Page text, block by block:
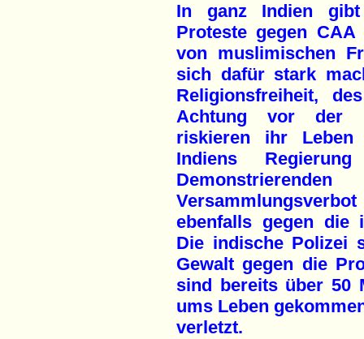
In ganz Indien
Proteste gegen
von muslimischen
sich dafür stark
Religionsfreiheit,
Achtung vor der
riskieren ihr Leben
Indiens
ebenfalls gegen die
Die indische Polizei
Gewalt gegen die
sind bereits über 50
ums Leben
verletzt.